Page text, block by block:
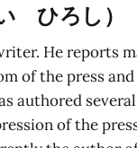
ひろし）
He reports
of the press
authored
of the